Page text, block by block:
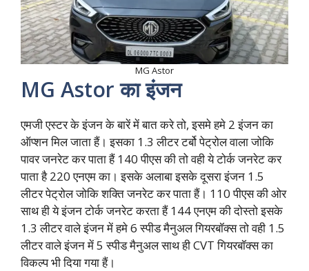
MG Astor
MG Astor का इंजन
एमजी एस्टर के इंजन के बारें में बात करे तो, इसमे हमे 2 इंजन का
ऑप्शन मिल जाता हैं। इसका 1.3 लीटर टर्बो पेट्रोल वाला जोकि
पावर जनरेट कर पाता हैं 140 पीएस की तो वही ये टोर्क जनरेट कर
पाता है 220 एनएम का। इसके अलाबा इसके दूसरा इंजन 1.5
लीटर पेट्रोल जोकि शक्ति जनरेट कर पाता हैं। 110 पीएस की ओर
साथ ही ये इंजन टोर्क जनरेट करता हैं 144 एनएम की दोस्तो इसके
1.3 लीटर वाले इंजन में हमे 6 स्पीड मैनुअल गियरबॉक्स तो वही 1.5
लीटर वाले इंजन में 5 स्पीड मैनुअल साथ ही CVT गियरबॉक्स का
विकल्प भी दिया गया हैं।